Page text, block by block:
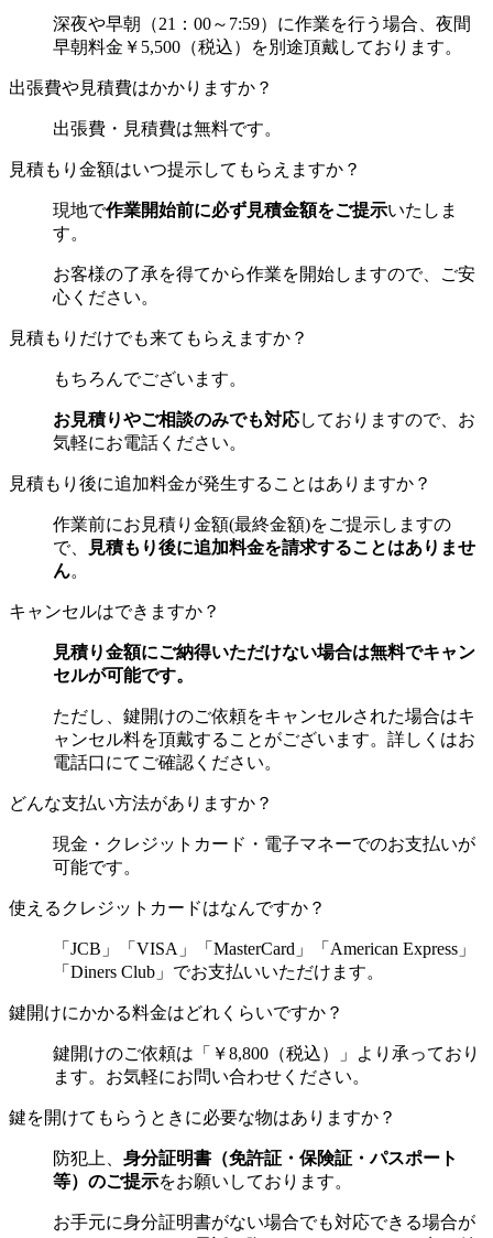
深夜や早朝（21：00～7:59）に作業を行う場合、夜間
早朝料金￥5,500（税込）を別途頂戴しております。
出張費や見積費はかかりますか？
出張費・見積費は無料です。
見積もり金額はいつ提示してもらえますか？
現地で作業開始前に必ず見積金額をご提示いたしま
す。
お客様の了承を得てから作業を開始しますので、ご安
心ください。
見積もりだけでも来てもらえますか？
もちろんでございます。
お見積りやご相談のみでも対応しておりますので、お
気軽にお電話ください。
見積もり後に追加料金が発生することはありますか？
作業前にお見積り金額(最終金額)をご提示しますの
で、
見積もり後に追加料金を請求することはありませ
ん。
キャンセルはできますか？
見積り金額にご納得いただけない場合は無料でキャン
セルが可能です。
ただし、 鍵開けのご依頼をキャンセルされた場合はキ
ャンセル料を頂戴することがございます。詳しくはお
電話口にてご確認ください。
どんな支払い方法がありますか？
現金・クレジットカード・電子マネーでのお支払いが
可能です。
使えるクレジットカードはなんですか？
「JCB」「VISA」「MasterCard」「American Express」
「Diners Club」でお支払いいただけます。
鍵開けにかかる料金はどれくらいですか？
鍵開けのご依頼は「￥8,800（税込）」より承っており
ます。お気軽にお問い合わせください。
鍵を開けてもらうときに必要な物はありますか？
防犯上、 身分証明書（免許証・保険証・パスポート
等）のご提示をお願いしております。
お手元に身分証明書がない場合でも対応できる場合が